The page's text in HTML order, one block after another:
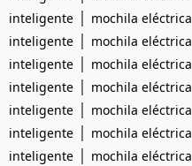
inteligente | mochila eléctrica
inteligente | mochila eléctrica
inteligente | mochila eléctrica
inteligente | mochila eléctrica
inteligente | mochila eléctrica
inteligente | mochila eléctrica
inteligente | mochila eléctrica